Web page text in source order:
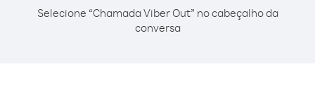
Selecione “Chamada Viber Out” no cabeçalho da
conversa